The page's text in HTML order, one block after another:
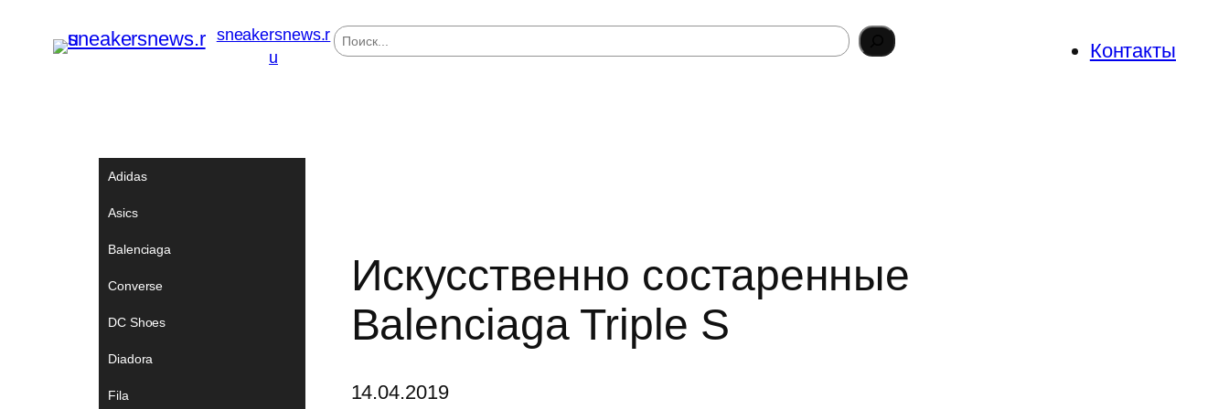
sneakersnews.r
u
П
о
Контакты
Adidas
Asics
Balenciaga
Converse
DC Shoes
Diadora
Fila
Искусственно состаренные
Balenciaga Triple S
14.04.2019